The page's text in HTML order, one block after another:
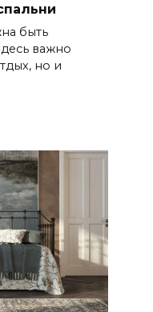
быть
важно
но и